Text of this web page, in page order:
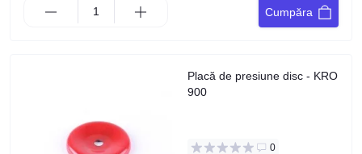
Cumpăra
Placă de presiune disc - KRO
900
0